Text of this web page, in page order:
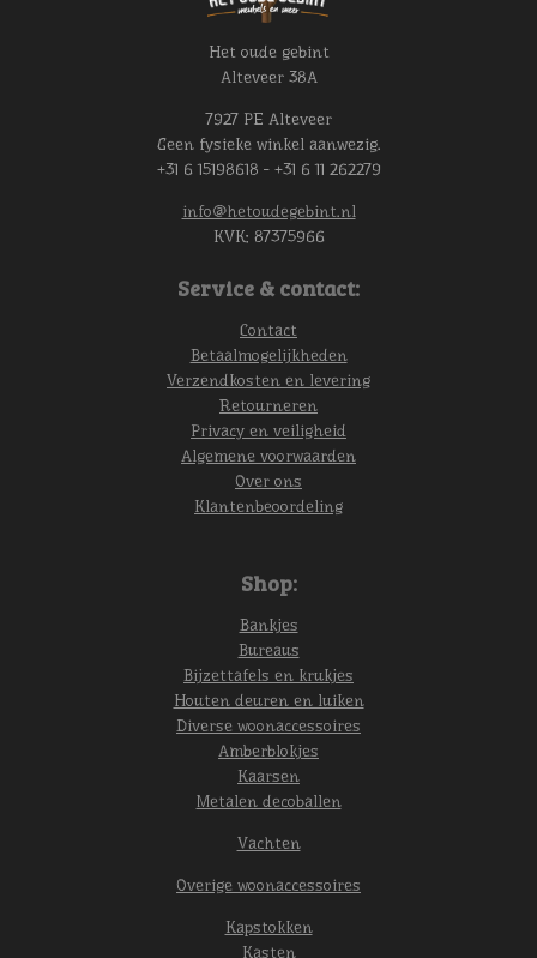
Het oude gebint
Alteveer 38A
7927 PE Alteveer
Geen fysieke winkel aanwezig.
+31 6 15198618 - +31 6 11 262279
info@hetoudegebint.nl
KVK: 87375966
Service & contact:
Contact
Betaalmogelijkheden
Verzendkosten en levering
Retourneren
Privacy en veiligheid
Algemene voorwaarden
Over ons
Klantenbeoordeling
Shop:
Bankjes
Bureaus
Bijzettafels en krukjes
Houten deuren en luiken
Diverse woonaccessoires
Amberblokjes
Kaarsen
Metalen decoballen
Vachten
Overige woonaccessoires
Kapstokken
Kasten